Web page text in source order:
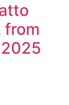
from